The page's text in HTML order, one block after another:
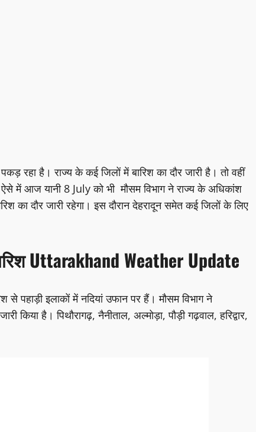
रहा है। राज्य के कई जिलों में बारिश का दौर जारी है। तो वहीं
में आज यानी 8 July को भी मौसम विभाग ने राज्य के अधिकांश
का दौर जारी रहेगा। इस दौरान देहरादून समेत कई जिलों के लिए
Uttarakhand Weather Update
से पहाड़ी इलाकों में नदियां उफान पर हैं। मौसम विभाग ने
है। पिथौरागढ़, नैनीताल, अल्मोड़ा, पौड़ी गढ़वाल, हरिद्वार,